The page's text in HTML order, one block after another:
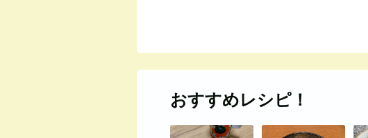
おすすめレシピ！